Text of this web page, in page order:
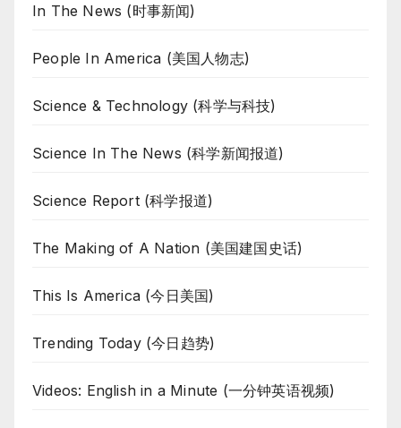
In The News (时事新闻)
People In America (美国人物志)
Science & Technology (科学与科技)
Science In The News (科学新闻报道)
Science Report (科学报道)
The Making of A Nation (美国建国史话)
This Is America (今日美国)
Trending Today (今日趋势)
Videos: English in a Minute (一分钟英语视频)